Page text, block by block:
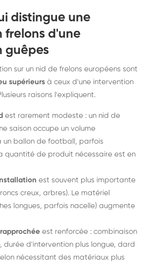
distingue une
frelons d'une
guêpes
sur un nid de frelons européens sont
supérieurs à ceux d'une intervention
raisons l'expliquent.
est rarement modeste : un nid de
saison occupe un volume
un ballon de football, parfois
quantité de produit nécessaire est en
est souvent plus importante
creux, arbres). Le matériel
longues, parfois nacelle) augmente
est renforcée : combinaison
durée d'intervention plus longue, dard
nécessitant des matériaux plus